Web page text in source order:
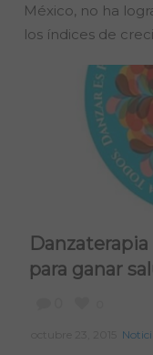
México, no ha
los índices de
para ganar